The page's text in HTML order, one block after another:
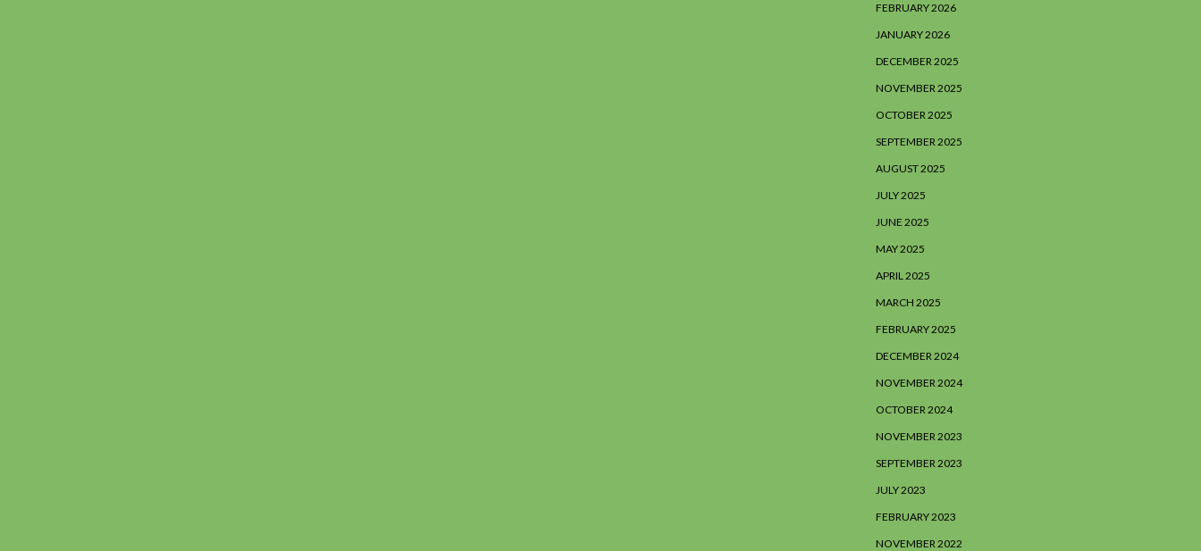
FEBRUARY 2026
JANUARY 2026
DECEMBER 2025
NOVEMBER 2025
OCTOBER 2025
SEPTEMBER 2025
AUGUST 2025
JULY 2025
JUNE 2025
MAY 2025
APRIL 2025
MARCH 2025
FEBRUARY 2025
DECEMBER 2024
NOVEMBER 2024
OCTOBER 2024
NOVEMBER 2023
SEPTEMBER 2023
JULY 2023
FEBRUARY 2023
NOVEMBER 2022